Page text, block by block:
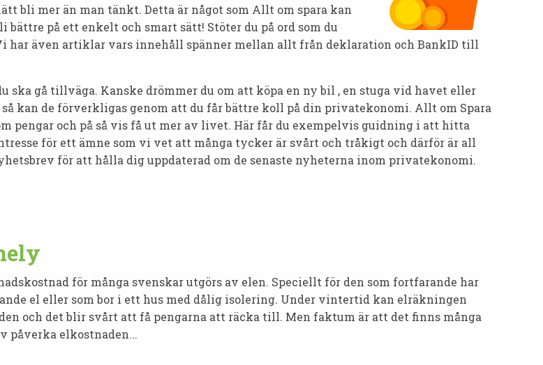
bli mer än man tänkt. Detta är något som Allt om spara kan
på ett enkelt och smart sätt! Stöter du på ord som du
har även artiklar vars innehåll spänner mellan allt från deklaration och BankID till
gå tillväga. Kanske drömmer du om att köpa en ny bil , en stuga vid havet eller
kan de förverkligas genom att du får bättre koll på din privatekonomi. Allt om Spara
pengar och på så vis få ut mer av livet. Här får du exempelvis guidning i att hitta
för ett ämne som vi vet att många tycker är svårt och tråkigt och därför är all
för att hålla dig uppdaterad om de senaste nyheterna inom privatekonomi.
för många svenskar utgörs av elen. Speciellt för den som fortfarande har
el eller som bor i ett hus med dålig isolering. Under vintertid kan elräkningen
och det blir svårt att få pengarna att räcka till. Men faktum är att det finns många
påverka elkostnaden...